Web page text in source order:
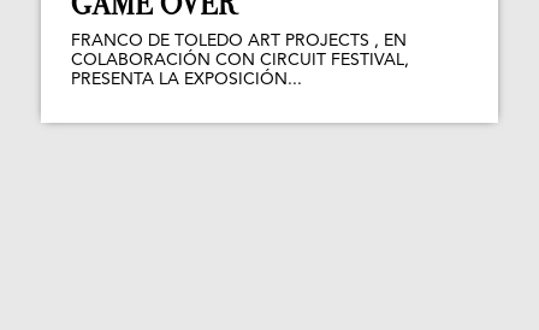
FRANCO DE TOLEDO ART PROJECTS , EN
COLABORACIÓN CON CIRCUIT FESTIVAL,
PRESENTA LA EXPOSICIÓN...